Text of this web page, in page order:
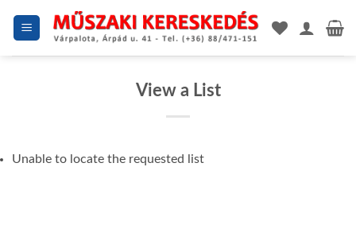
View a List
Unable to locate the requested list